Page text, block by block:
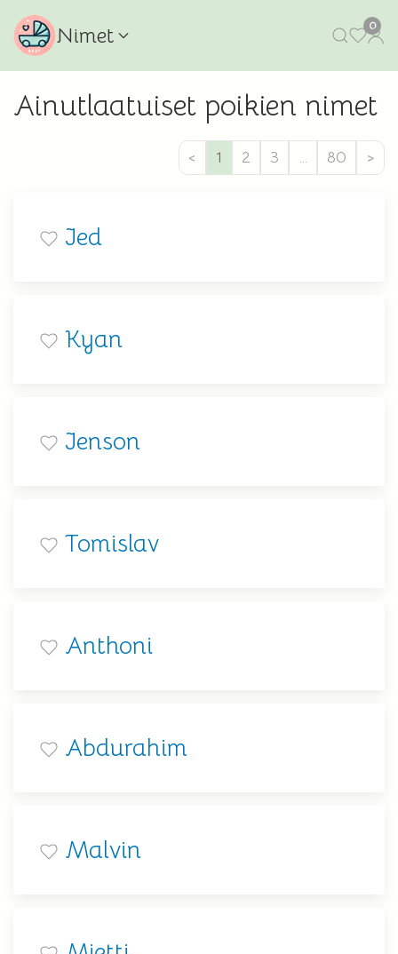
Nimet 0
Ainutlaatuiset poikien nimet
< 1 2 3 … 80 >
Jed
Kyan
Jenson
Tomislav
Anthoni
Abdurahim
Malvin